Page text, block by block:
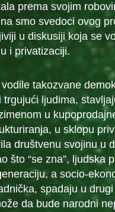
prema svojim
smo svedoci ovog
u diskusiji koja se
i privatizaciji.
takozvane
trgujući ljudima,
u
u sklopu
društvenu svojinu u
što “se zna”, ljudska
a socio-
spadaju u
da bude narodni